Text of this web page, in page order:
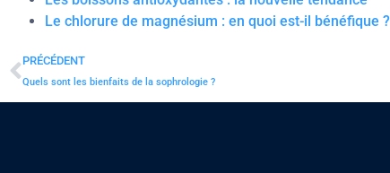
Le chlorure de magnésium : en quoi est-il bénéfique ?
PRÉCÉDENT
Quels sont les bienfaits de la sophrologie ?